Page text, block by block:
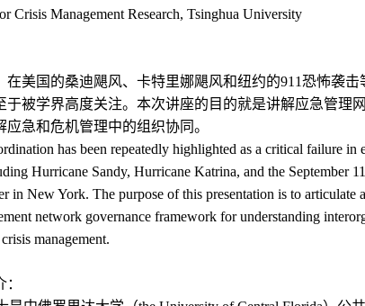
Crisis Management Research, Tsinghua University
在美国的桑迪飓风、卡特里娜飓风和纽约的911恐怖袭击
于被学界高度关注。本次讲座的目的就是讲解应急管理
应急和危机管理中的组织协同。
has been repeatedly highlighted as a critical failure in
Hurricane Sandy, Hurricane Katrina, and the September
in New York. The purpose of this presentation is to
network governance framework for understanding
management.